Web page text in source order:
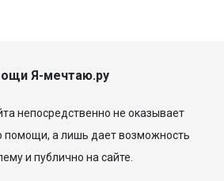
Я-мечтаю.ру
непосредственно не оказывает
помощи, а лишь дает возможность
и публично на сайте.